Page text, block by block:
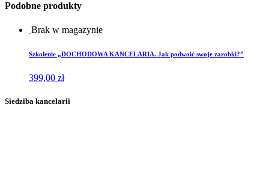
Podobne produkty
Brak w magazynie
Szkolenie „DOCHODOWA KANCELARIA. Jak podwoić swoje zarobki?”
399,00 zł
Siedziba kancelarii